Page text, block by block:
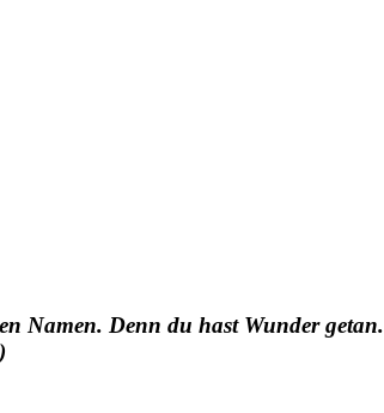
Namen. Denn du hast Wunder getan.